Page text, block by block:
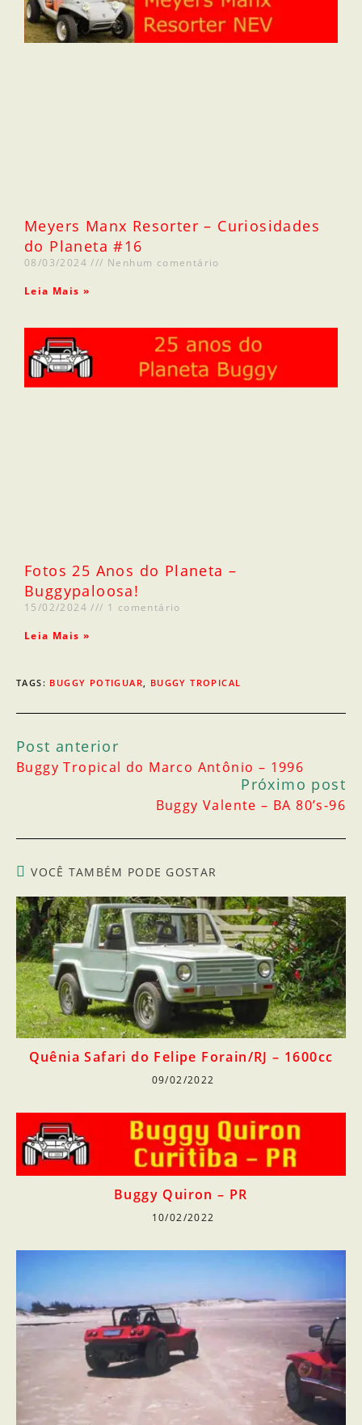
Meyers Manx Resorter – Curiosidades
do Planeta #16
08/03/2024 Nenhum comentário
Leia Mais »
Fotos 25 Anos do Planeta –
Buggypaloosa!
15/02/2024 1 comentário
Leia Mais »
TAGS: BUGGY POTIGUAR, BUGGY TROPICAL
Post anterior
Buggy Tropical do Marco Antônio – 1996
Próximo post
Buggy Valente – BA 80’s-96
VOCÊ TAMBÉM PODE GOSTAR
Quênia Safari do Felipe Forain/RJ – 1600cc
09/02/2022
Buggy Quiron – PR
10/02/2022